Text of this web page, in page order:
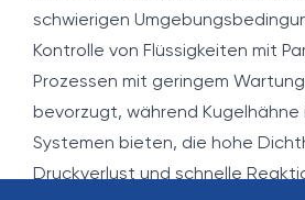
schwierigen
Kontrolle von Flüssigkeiten mit
Prozessen mit geringem
bevorzugt, während Kugelhähne
Systemen bieten, die hohe
Druckverlust und schnelle